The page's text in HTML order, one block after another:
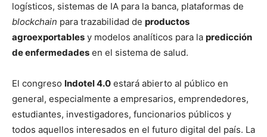
logísticos, sistemas de IA para la banca, plataformas de
blockchain para trazabilidad de productos
agroexportables y modelos analíticos para la predicción
de enfermedades en el sistema de salud.
El congreso Indotel 4.0 estará abierto al público en
general, especialmente a empresarios, emprendedores,
estudiantes, investigadores, funcionarios públicos y
todos aquellos interesados en el futuro digital del país. La